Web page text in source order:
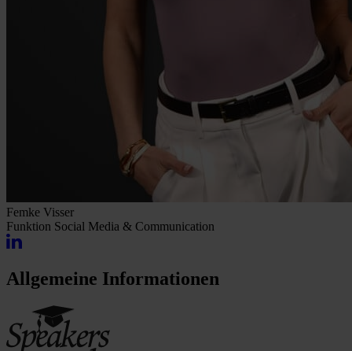
Femke Visser
Funktion Social Media & Communication
Allgemeine Informationen